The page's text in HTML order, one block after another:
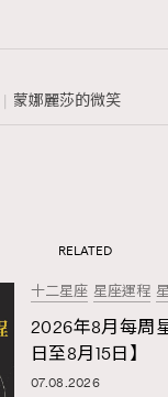
蒙娜麗莎的微笑
RELATED
十二星座 星座運程
2026年8月每周
日至8月15日】
07.08.2026